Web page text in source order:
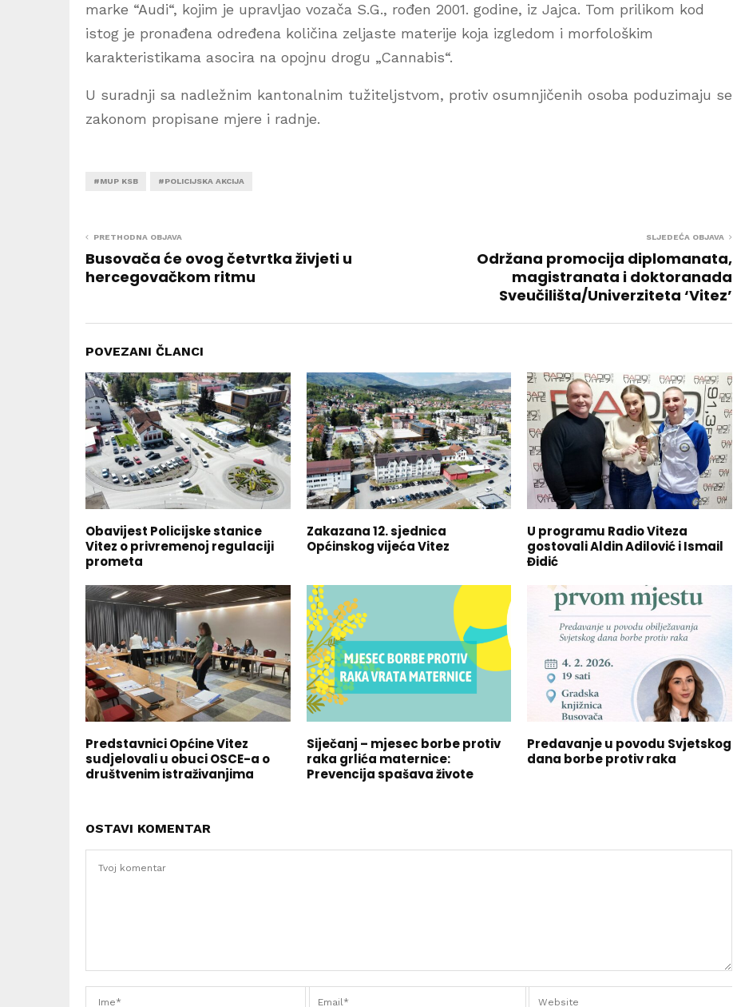
marke “Audi“, kojim je upravljao vozača S.G., rođen 2001. godine, iz Jajca. Tom prilikom kod
istog je pronađena određena količina zeljaste materije koja izgledom i morfološkim
karakteristikama asocira na opojnu drogu „Cannabis“.
U suradnji sa nadležnim kantonalnim tužiteljstvom, protiv osumnjičenih osoba poduzimaju se
zakonom propisane mjere i radnje.
#MUP KSB #POLICIJSKA AKCIJA
PRETHODNA OBJAVA
Busovača će ovog četvrtka živjeti u
hercegovačkom ritmu
SLJEDEĆA OBJAVA
Održana promocija diplomanata,
magistranata i doktoranada
Sveučilišta/Univerziteta ‘Vitez’
POVEZANI ČLANCI
Obavijest Policijske stanice
Vitez o privremenoj regulaciji
prometa
Zakazana 12. sjednica
Općinskog vijeća Vitez
U programu Radio Viteza
gostovali Aldin Adilović i Ismail
Đidić
Predstavnici Općine Vitez
sudjelovali u obuci OSCE-a o
društvenim istraživanjima
Siječanj – mjesec borbe protiv
raka grlića maternice:
Prevencija spašava živote
Predavanje u povodu Svjetskog
dana borbe protiv raka
OSTAVI KOMENTAR